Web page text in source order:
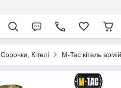
Сорочки, Кітелі M-Tac кітель